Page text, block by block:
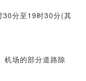
30分至19时30分(其
机场的部分道路除